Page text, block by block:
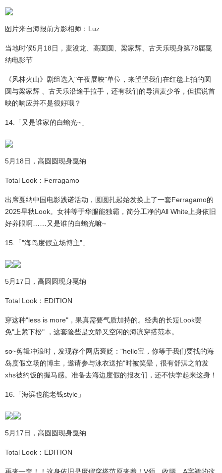
图片来自海报前方影相师：Luz
当地时候5月18日，麦浚龙、高圆圆、梁家辉、古天乐现身第78届戛
纳电影节
《风林火山》剧组选入"午夜展映"单位，来望望我们在红毯上拍的圆
圆与梁家辉 、古天乐沿途手拉手，还有我们的导演麦少爷，但据说首
映的响应并不是很好哦？
14.「又是谁家的白蟾光~」
5月18日，高圆圆现身戛纳
Total Look：Ferragamo
出席戛纳中国电影践诺活动，圆圆扎起始发换上了一套Ferragamo的
2025早秋Look。女神等于华服能独霸，简分工净的All White上身依旧
好养眼啊……又是谁的白蟾光嘛~
15.「"海岛度假立场博主"」
5月17日，高圆圆现身戛纳
Total Look：EDITION
穿这种"less is more"，果真需要气质加持的。经典的长短Look罢
免"上紧下松" ，这套险些是文静又空闲的海滨穿搭范本。
so~剪辑冲浪时，发现存个网店褒贬："hello宝，你等于我们要找的海
岛度假立场的博主，邀请参与泳衣送拍"时被笑晕，很有舒淇之前发
xhs被约饭的握马感。准备去海边度假的报友们，还不快学起来这身！
16.「海滨也能老钱style」
5月17日，高圆圆现身戛纳
Total Look：EDITION